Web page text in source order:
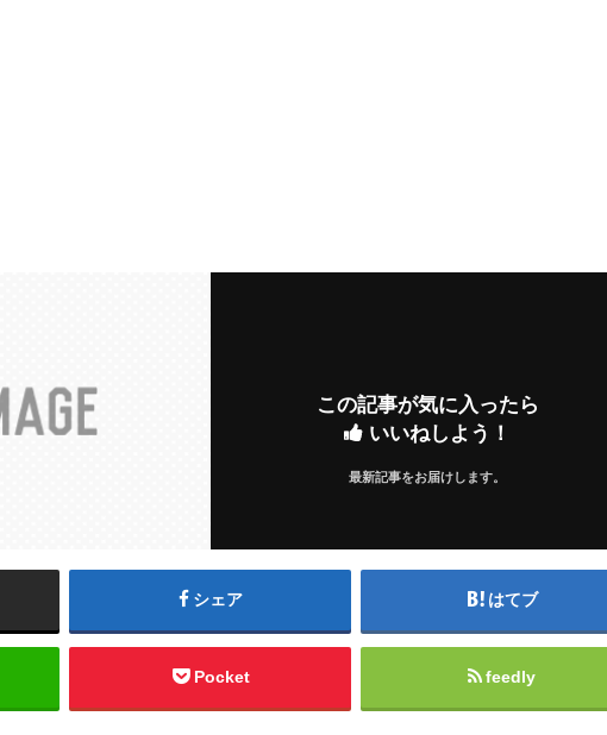
この記事が気に入ったら
いいねしよう！
最新記事をお届けします。
シェア はてブ
Pocket feedly